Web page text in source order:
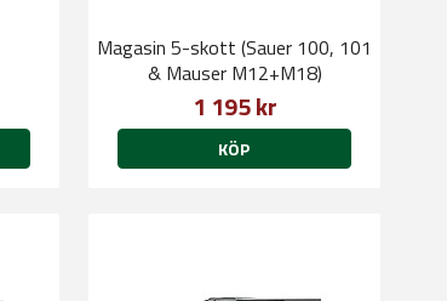
Magasin 5-skott (Sauer 100, 101
& Mauser M12+M18)
1 195 kr
KÖP